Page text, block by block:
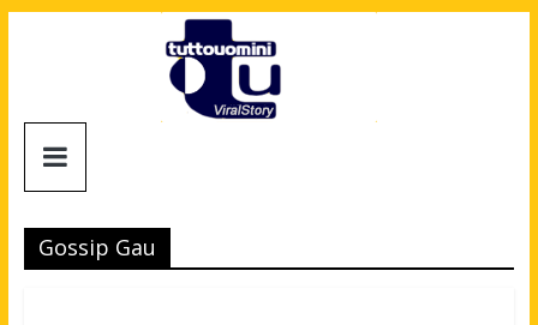
Tuttouomini
Tv,
Cinema,
Gossip Gau